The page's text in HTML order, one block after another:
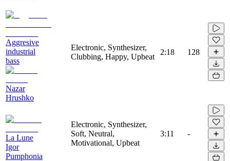
Aggresive
industrial
bass
Nazar
Hrushko
Electronic, Synthesizer,
Clubbing, Happy, Upbeat
2:18 128
La Lune
Igor
Pumphonia
Electronic, Synthesizer,
Soft, Neutral,
Motivational, Upbeat
3:11 -